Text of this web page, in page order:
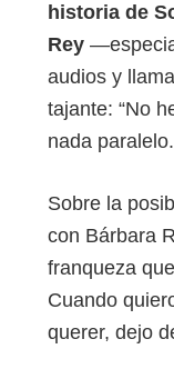
historia de
Rey
audios y
tajante: “No
nada
Sobre la
con Bárbara
franqueza
Cuando
querer, dejo